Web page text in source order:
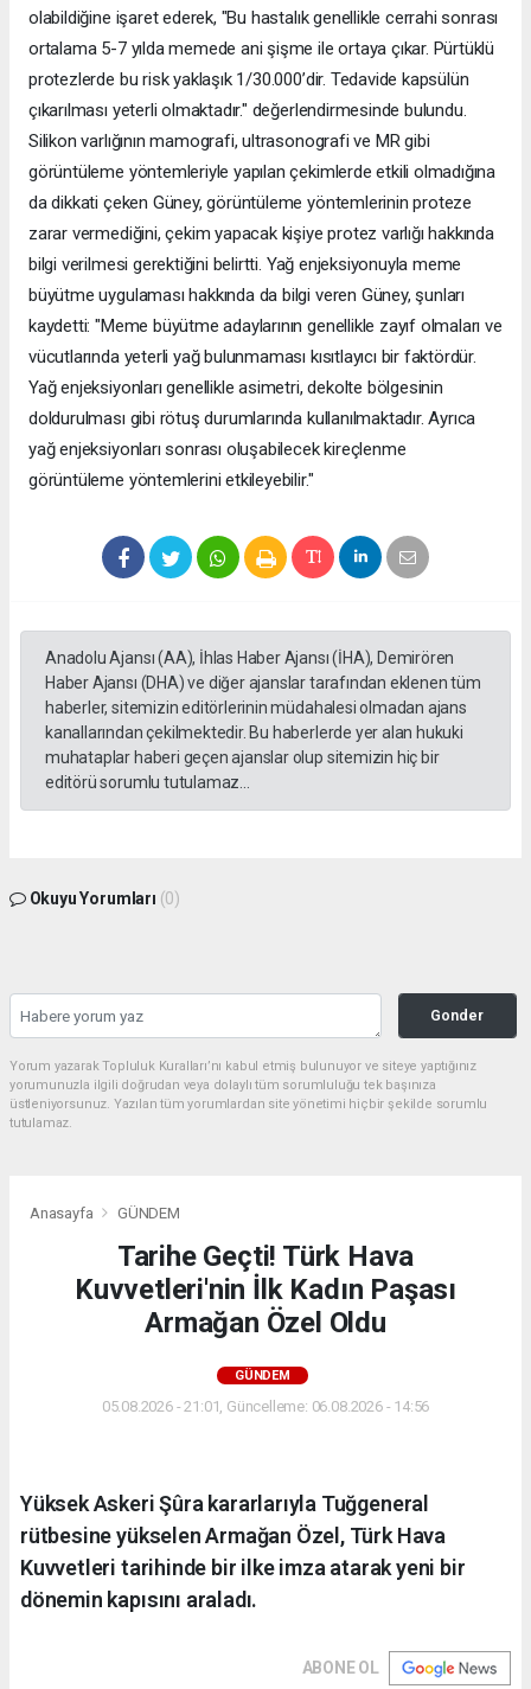
olabildiğine işaret ederek, "Bu hastalık genellikle cerrahi sonrası
ortalama 5-7 yılda memede ani şişme ile ortaya çıkar. Pürtüklü
protezlerde bu risk yaklaşık 1/30.000’dir. Tedavide kapsülün
çıkarılması yeterli olmaktadır." değerlendirmesinde bulundu.
Silikon varlığının mamografi, ultrasonografi ve MR gibi
görüntüleme yöntemleriyle yapılan çekimlerde etkili olmadığına
da dikkati çeken Güney, görüntüleme yöntemlerinin proteze
zarar vermediğini, çekim yapacak kişiye protez varlığı hakkında
bilgi verilmesi gerektiğini belirtti. Yağ enjeksiyonuyla meme
büyütme uygulaması hakkında da bilgi veren Güney, şunları
kaydetti: "Meme büyütme adaylarının genellikle zayıf olmaları ve
vücutlarında yeterli yağ bulunmaması kısıtlayıcı bir faktördür.
Yağ enjeksiyonları genellikle asimetri, dekolte bölgesinin
doldurulması gibi rötuş durumlarında kullanılmaktadır. Ayrıca
yağ enjeksiyonları sonrası oluşabilecek kireçlenme
görüntüleme yöntemlerini etkileyebilir."
Anadolu Ajansı (AA), İhlas Haber Ajansı (İHA), Demirören
Haber Ajansı (DHA) ve diğer ajanslar tarafından eklenen tüm
haberler, sitemizin editörlerinin müdahalesi olmadan ajans
kanallarından çekilmektedir. Bu haberlerde yer alan hukuki
muhataplar haberi geçen ajanslar olup sitemizin hiç bir
editörü sorumlu tutulamaz...
Okuyu Yorumları (0)
Gonder
Yorum yazarak Topluluk Kuralları’nı kabul etmiş bulunuyor ve siteye yaptığınız
yorumunuzla ilgili doğrudan veya dolaylı tüm sorumluluğu tek başınıza
üstleniyorsunuz. Yazılan tüm yorumlardan site yönetimi hiçbir şekilde sorumlu
tutulamaz.
Anasayfa GÜNDEM
Tarihe Geçti! Türk Hava
Kuvvetleri'nin İlk Kadın Paşası
Armağan Özel Oldu
GÜNDEM
05.08.2026 - 21:01, Güncelleme: 06.08.2026 - 14:56
Yüksek Askeri Şûra kararlarıyla Tuğgeneral
rütbesine yükselen Armağan Özel, Türk Hava
Kuvvetleri tarihinde bir ilke imza atarak yeni bir
dönemin kapısını araladı.
ABONE OL